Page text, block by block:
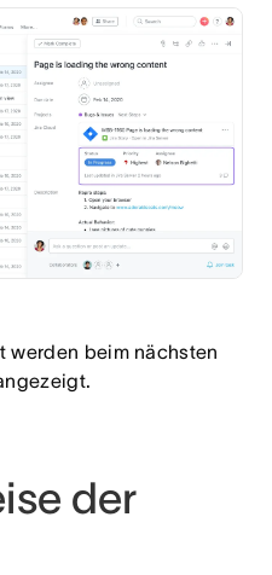
werden beim nächsten
der